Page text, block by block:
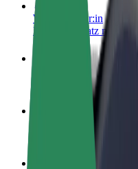
Werde Fahrer:in
Erziele Umsatz nach
Werde Kurier
Liefere Essen und
Füge ein Restaurant
Erreiche mehr